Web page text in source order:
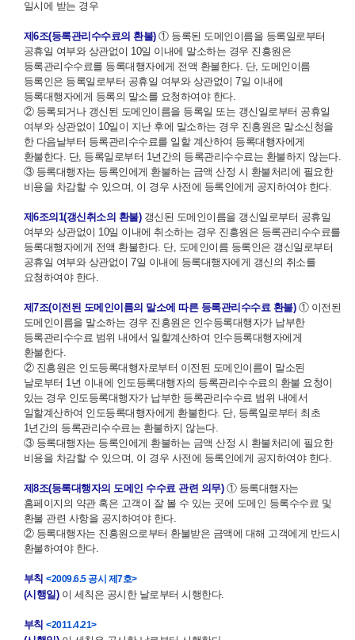
일시에 받는 경우
제6조(등록관리수수료의 환불) ① 등록된 도메인이름을 등록일로부터
공휴일 여부와 상관없이 10일 이내에 말소하는 경우 진흥원은
등록관리수수료를 등록대행자에게 전액 환불한다. 단, 도메인이름
등록인은 등록일로부터 공휴일 여부와 상관없이 7일 이내에
등록대행자에게 등록의 말소를 요청하여야 한다.
② 등록되거나 갱신된 도메인이름을 등록일 또는 갱신일로부터 공휴일
여부와 상관없이 10일이 지난 후에 말소하는 경우 진흥원은 말소신청을
한 다음날부터 등록관리수수료를 일할 계산하여 등록대행자에게
환불한다. 단, 등록일로부터 1년간의 등록관리수수료는 환불하지 않는다.
③ 등록대행자는 등록인에게 환불하는 금액 산정 시 환불처리에 필요한
비용을 차감할 수 있으며, 이 경우 사전에 등록인에게 공지하여야 한다.
제6조의1(갱신취소의 환불) 갱신된 도메인이름을 갱신일로부터 공휴일
여부와 상관없이 10일 이내에 취소하는 경우 진흥원은 등록관리수수료를
등록대행자에게 전액 환불한다. 단, 도메인이름 등록인은 갱신일로부터
공휴일 여부와 상관없이 7일 이내에 등록대행자에게 갱신의 취소를
요청하여야 한다.
제7조(이전된 도메인이름의 말소에 따른 등록관리수수료 환불)① 이전된
도메인이름을 말소하는 경우 진흥원은 인수등록대행자가 납부한
등록관리수수료 범위 내에서 일할계산하여 인수등록대행자에게
환불한다.
② 진흥원은 인도등록대행자로부터 이전된 도메인이름이 말소된
날로부터 1년 이내에 인도등록대행자의 등록관리수수료의 환불 요청이
있는 경우 인도등록대행자가 납부한 등록관리수수료 범위 내에서
일할계산하여 인도등록대행자에게 환불한다. 단, 등록일로부터 최초
1년간의 등록관리수수료는 환불하지 않는다.
③ 등록대행자는 등록인에게 환불하는 금액 산정 시 환불처리에 필요한
비용을 차감할 수 있으며, 이 경우 사전에 등록인에게 공지하여야 한다.
제8조(등록대행자의 도메인 수수료 관련 의무)① 등록대행자는
홈페이지의 약관 혹은 고객이 잘 볼 수 있는 곳에 도메인 등록수수료 및
환불 관련 사항을 공지하여야 한다.
② 등록대행자는 진흥원으로부터 환불받은 금액에 대해 고객에게 반드시
환불하여야 한다.
부칙<2009.6.5 공시 제7호>
(시행일)이 세칙은 공시한 날로부터 시행한다.
부칙<2011.4.21>